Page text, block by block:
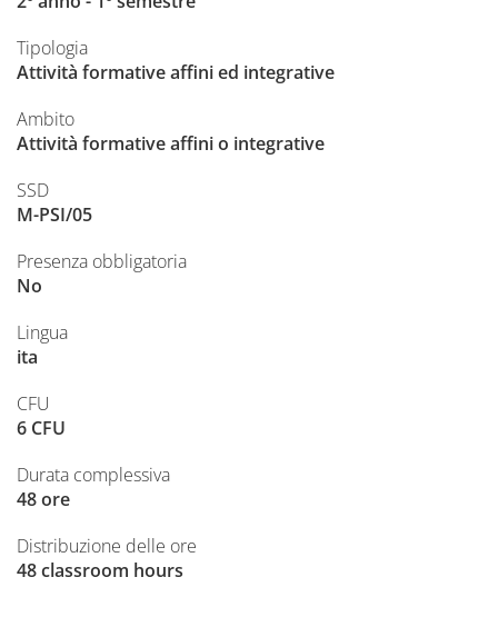
Tipologia
Attività formative affini ed integrative
Ambito
Attività formative affini o integrative
SSD
M-PSI/05
Presenza obbligatoria
No
Lingua
ita
CFU
6 CFU
Durata complessiva
48 ore
Distribuzione delle ore
48 classroom hours